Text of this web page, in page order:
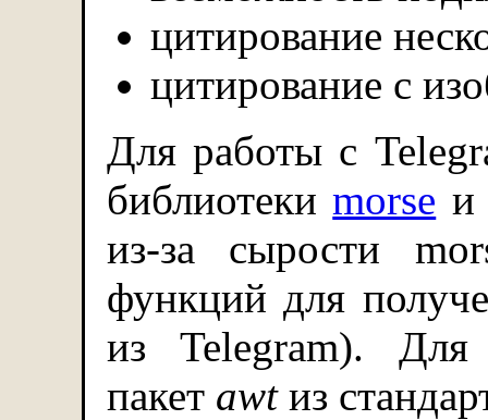
цитирование
цитирование с
Для работы с
библиотекиmorse
из-за сырости
функций для
из Telegram). Для
пакет awtиз